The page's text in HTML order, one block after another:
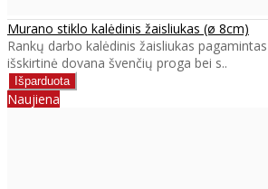
Murano stiklo kalėdinis žaisliukas (ø 8cm)
Rankų darbo kalėdinis žaisliukas
išskirtinė dovana švenčių proga bei s..
Naujiena